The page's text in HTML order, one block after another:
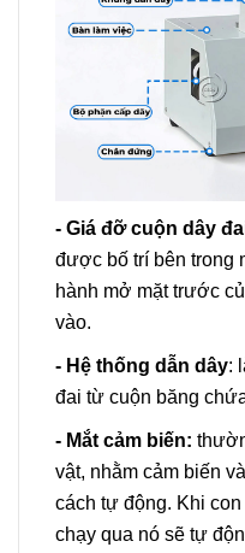
- Giá đỡ cuộn dây
được bố trí bên trong
hành mở mặt trước
vào.
- Hệ thống dẫn dây:
đai từ cuộn băng
- Mắt cảm biến:
vật, nhằm cảm biến
cách tự động. Khi
chạy qua nó sẽ tự